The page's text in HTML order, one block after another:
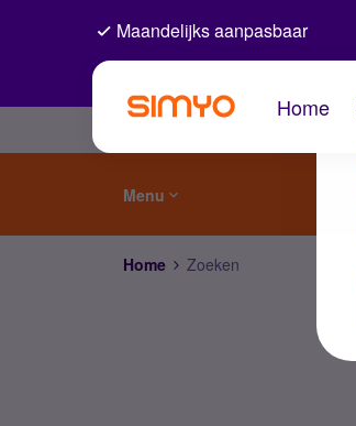
Maandelijks aanpasbaar
Home
Menu
Home Zoeken